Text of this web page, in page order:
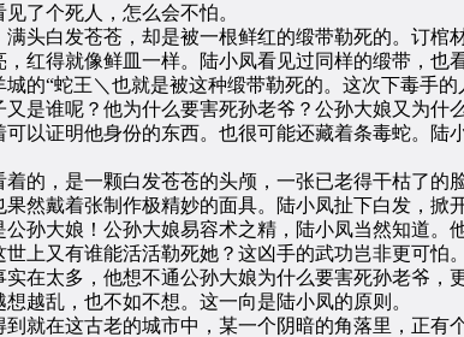
了个死人，怎么会不怕。
白发苍苍，却是被一根鲜红的缎带勒死的。订棺
红得就像鲜皿一样。陆小凤看见过同样的缎带，也
“蛇王＼也就是被这种缎带勒死的。这次下毒手
是谁呢？他为什么要害死孙老爷？公孙大娘又为
以证明他身份的东西。也很可能还藏着条毒蛇。陆
，是一颗白发苍苍的头颅，一张已老得干枯了的
然戴着张制作极精妙的面具。陆小凤扯下白发，
大娘！公孙大娘易容术之精，陆小凤当然知道。
又有谁能活活勒死她？这凶手的武功岂非更可怕
太多，他想不通公孙大娘为什么要害死孙老爷，
乱，也不如不想。这一向是陆小凤的原则。
在这古老的城市中，某一个阴暗的角落里，正有